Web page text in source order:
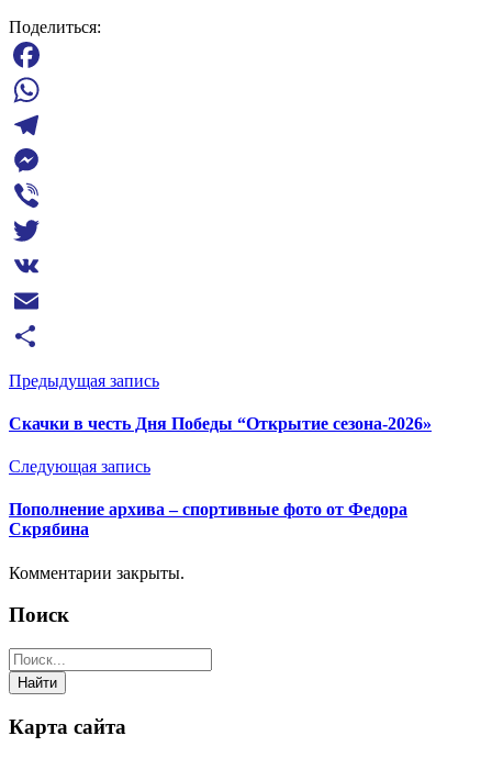
Поделиться:
Facebook
WhatsApp
Telegram
Messenger
Viber
Twitter
VK
Email
Отправить
Предыдущая запись
Скачки в честь Дня Победы “Открытие сезона-2026»
Следующая запись
Пополнение архива – спортивные фото от Федора
Скрябина
Комментарии закрыты.
Поиск
Карта сайта